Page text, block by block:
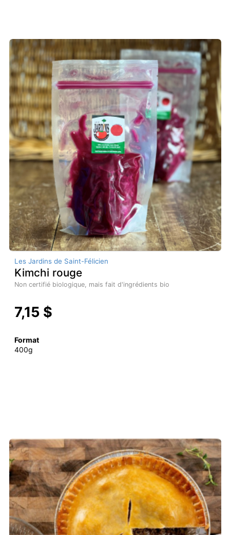
Les Jardins de Saint-Félicien
Kimchi rouge
Non certifié biologique, mais fait d'ingrédients bio
7,15 $
Format
400g